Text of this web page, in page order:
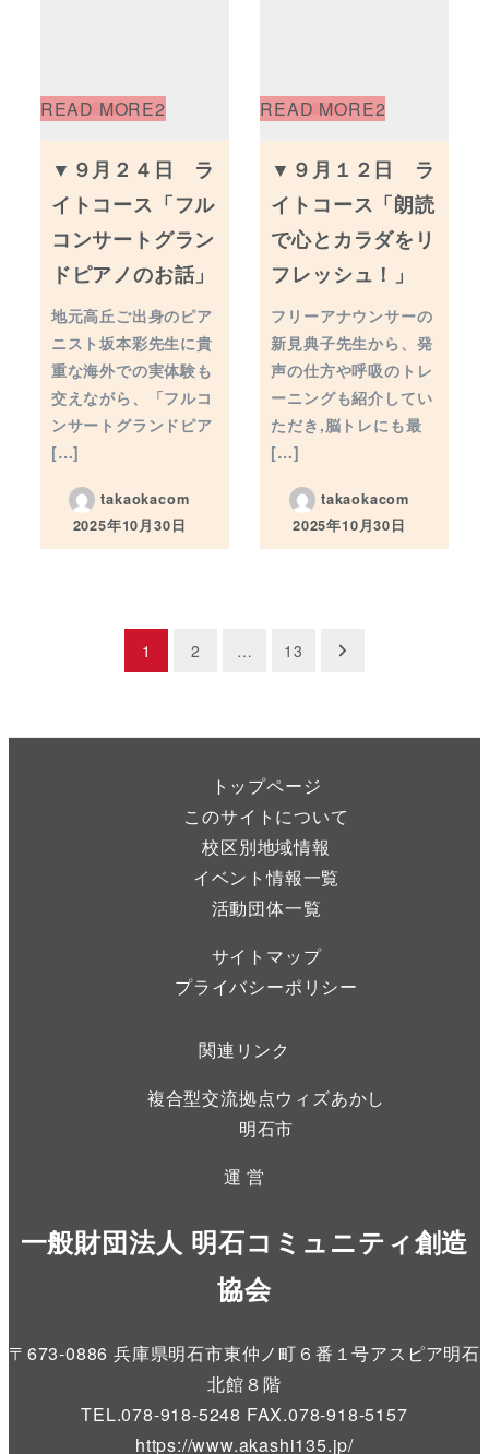
▼９月２４日 ラ
イトコース「フル
コンサートグラン
ドピアノのお話」
地元高丘ご出身のピア
ニスト坂本彩先生に貴
重な海外での実体験も
交えながら、「フルコ
ンサートグランドピア
[…]
takaokacom
投稿日
2025年10月30日
▼９月１２日 ラ
イトコース「朗読
で心とカラダをリ
フレッシュ！」
フリーアナウンサーの
新見典子先生から、発
声の仕方や呼吸のトレ
ーニングも紹介してい
ただき,脳トレにも最
[…]
takaokacom
投稿日
2025年10月30日
の
1 2 … 13
トップページ
このサイトについて
校区別地域情報
イベント情報一覧
活動団体一覧
サイトマップ
プライバシーポリシー
関連リンク
複合型交流拠点ウィズあかし
明石市
運 営
一般財団法人 明石コミュニティ創造
協会
〒673-0886 兵庫県明石市東仲ノ町６番１号アスピア明石
北館８階
TEL.078-918-5248 FAX.078-918-5157
https://www.akashi135.jp/